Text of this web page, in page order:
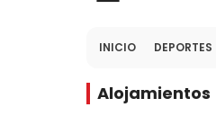
INICIO DEPORTES
Alojamientos